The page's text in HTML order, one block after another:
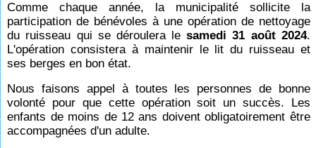
Comme chaque année, la municipalité sollicite la
participation de bénévoles à une opération de nettoyage
du ruisseau qui se déroulera lesamedi 31 août 2024.
L'opération consistera à maintenir le lit du ruisseau et
ses berges en bon état.
Nous faisons appel à toutes les personnes de bonne
volonté pour que cette opération soit un succès. Les
enfants de moins de 12 ans doivent obligatoirement être
accompagnées d'un adulte.